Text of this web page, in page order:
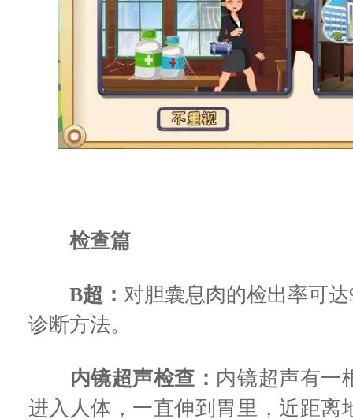
检查篇
B超：对胆囊息肉的检出率可
诊断方法。
内镜超声检查： 内镜超声有一
进入人体，一直伸到胃里，近距离